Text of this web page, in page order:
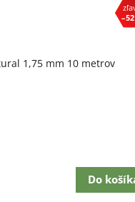
1,75 mm 10 metrov
Do